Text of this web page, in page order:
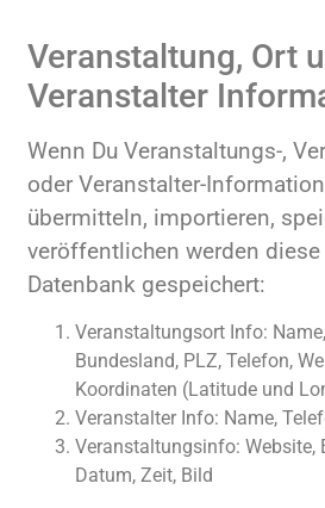
Veranstaltung, Ort
Veranstalter
Wenn Du Veranstaltungs-,
oder Veranstalter-
übermitteln, importieren,
veröffentlichen werden
Datenbank gespeichert:
Veranstaltungsort Info:
Bundesland, PLZ, Telefon,
Koordinaten (Latitude und
Veranstalter Info: Name,
Veranstaltungsinfo: Website,
Datum, Zeit, Bild